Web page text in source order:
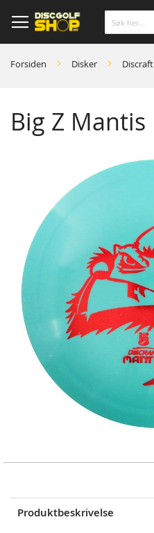
to
Content
Forsiden Disker Discraft
Big Z Mantis
images
gallery
to
of
the
Produktbeskrivelse